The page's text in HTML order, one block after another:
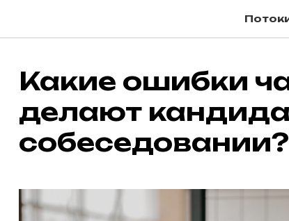
Какие ошибки
делают
собеседовании?